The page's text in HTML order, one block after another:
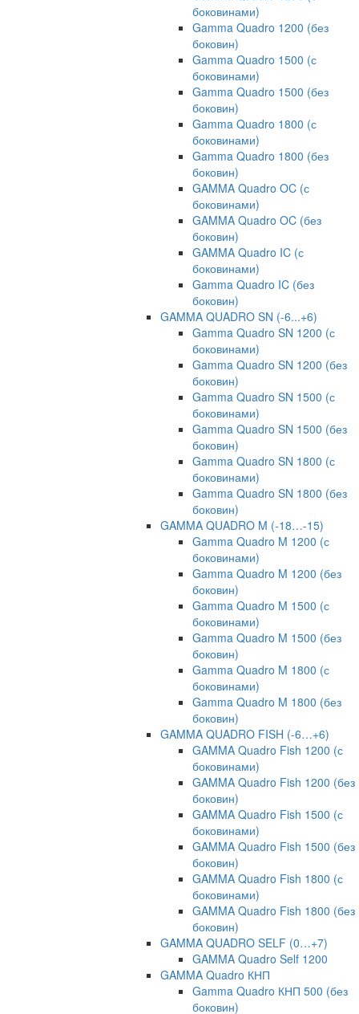
боковинами)
Gamma Quadro 1200 (без
боковин)
Gamma Quadro 1500 (с
боковинами)
Gamma Quadro 1500 (без
боковин)
Gamma Quadro 1800 (с
боковинами)
Gamma Quadro 1800 (без
боковин)
GAMMA Quadro OC (с
боковинами)
GAMMA Quadro OC (без
боковин)
GAMMA Quadro IC (с
боковинами)
Gamma Quadro IC (без
боковин)
GAMMA QUADRO SN (-6...+6)
Gamma Quadro SN 1200 (с
боковинами)
Gamma Quadro SN 1200 (без
боковин)
Gamma Quadro SN 1500 (с
боковинами)
Gamma Quadro SN 1500 (без
боковин)
Gamma Quadro SN 1800 (с
боковинами)
Gamma Quadro SN 1800 (без
боковин)
GAMMA QUADRO M (-18…-15)
Gamma Quadro M 1200 (с
боковинами)
Gamma Quadro M 1200 (без
боковин)
Gamma Quadro M 1500 (с
боковинами)
Gamma Quadro M 1500 (без
боковин)
Gamma Quadro M 1800 (с
боковинами)
Gamma Quadro M 1800 (без
боковин)
GAMMA QUADRO FISH (-6…+6)
GAMMA Quadro Fish 1200 (с
боковинами)
GAMMA Quadro Fish 1200 (без
боковин)
GAMMA Quadro Fish 1500 (с
боковинами)
GAMMA Quadro Fish 1500 (без
боковин)
GAMMA Quadro Fish 1800 (с
боковинами)
GAMMA Quadro Fish 1800 (без
боковин)
GAMMA QUADRO SELF (0…+7)
GAMMA Quadro Self 1200
GAMMA Quadro КНП
Gamma Quadro КНП 500 (без
боковин)